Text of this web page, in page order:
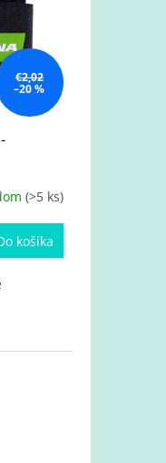
€2,02
–20 %
(>5 ks)
košíka